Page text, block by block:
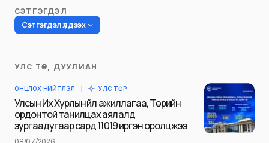
СЭТГЭГДЭЛ
Сэтгэгдэл үлдээх
Таны имэйл хаягийг нийтлэхгүй.
тэмдэглэсэн
Name
УЛС ТӨР, ДУУЛИАН
ОНЦЛОХ НИЙТЛЭЛ УЛС ТӨР
Улсын Их Хурлын үйл ажиллагаа, Төрийн
ордонтой танилцах аялалд
зургаадугаар сард 11019 иргэн оролцжээ